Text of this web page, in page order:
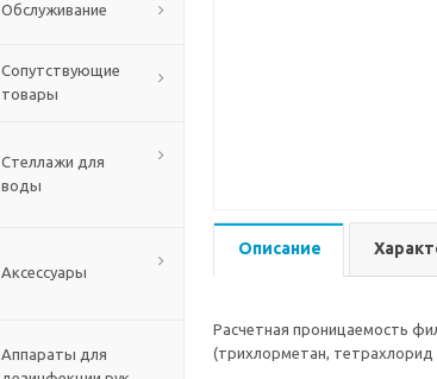
Обслуживание
Сопутствующие
товары
Стеллажи для
воды
Аксессуары
Аппараты для
Описание
Расчетная проницаемость
(трихлорметан,